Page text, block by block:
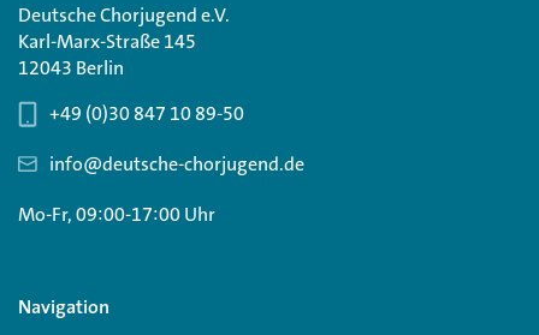
Deutsche Chorjugend e.V.
Karl-Marx-Straße 145
12043 Berlin
+49 (0)30 847 10 89-50
info@deutsche-chorjugend.de
Mo-Fr, 09:00-17:00 Uhr
Navigation